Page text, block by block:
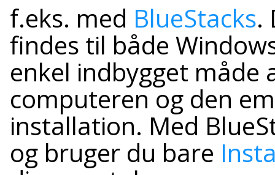
f.eks. med BlueStacks.
findes til både
enkel indbygget måde
computeren og den
installation. Med
og bruger du bare